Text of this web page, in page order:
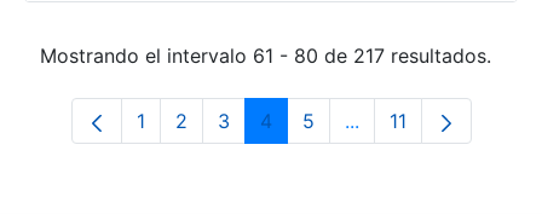
Mostrando el intervalo 61 - 80 de 217 resultados.
Página
1 Página
2 Página
3 Página
4 Página
5 ...Páginas intermedias
Página
11